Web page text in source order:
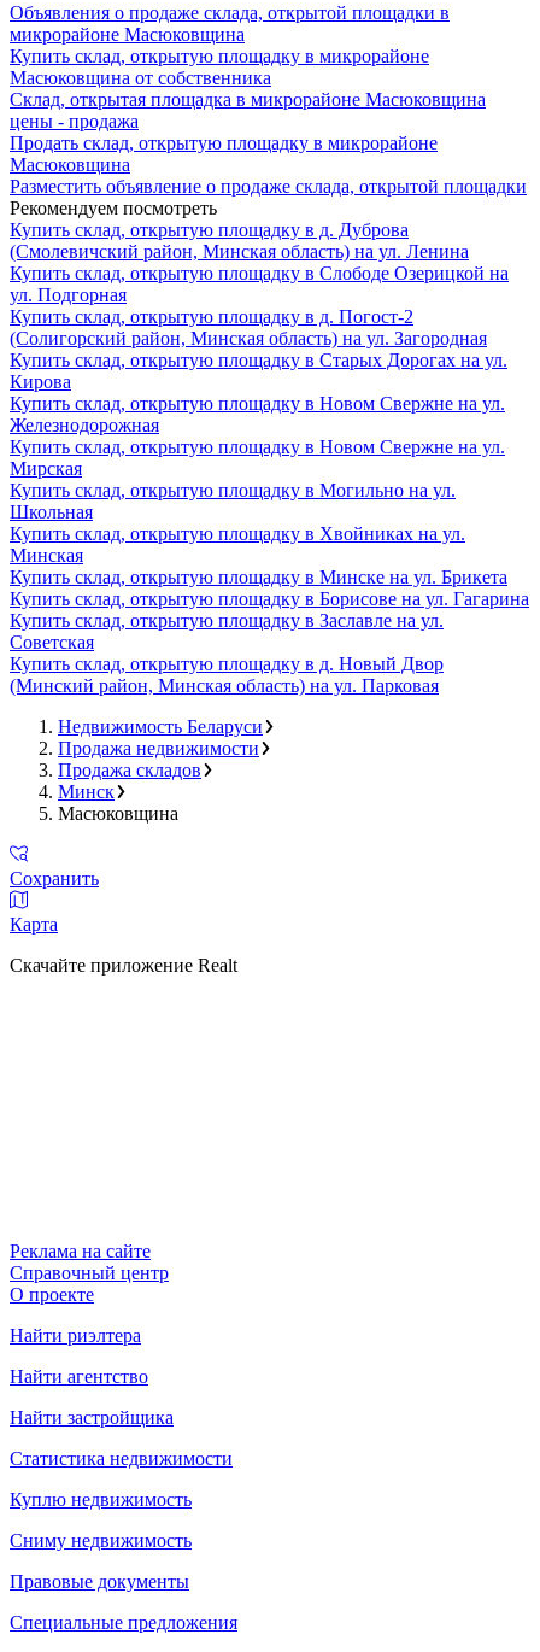
Объявления о продаже склада, открытой площадки в
микрорайоне Масюковщина
Купить склад, открытую площадку в микрорайоне
Масюковщина от собственника
Склад, открытая площадка в микрорайоне Масюковщина
цены - продажа
Продать склад, открытую площадку в микрорайоне
Масюковщина
Разместить объявление о продаже склада, открытой площадки
Рекомендуем посмотреть
Купить склад, открытую площадку в д. Дуброва
(Смолевичский район, Минская область) на ул. Ленина
Купить склад, открытую площадку в Слободе Озерицкой на
ул. Подгорная
Купить склад, открытую площадку в д. Погост-2
(Солигорский район, Минская область) на ул. Загородная
Купить склад, открытую площадку в Старых Дорогах на ул.
Кирова
Купить склад, открытую площадку в Новом Свержне на ул.
Железнодорожная
Купить склад, открытую площадку в Новом Свержне на ул.
Мирская
Купить склад, открытую площадку в Могильно на ул.
Школьная
Купить склад, открытую площадку в Хвойниках на ул.
Минская
Купить склад, открытую площадку в Минске на ул. Брикета
Купить склад, открытую площадку в Борисове на ул. Гагарина
Купить склад, открытую площадку в Заславле на ул.
Советская
Купить склад, открытую площадку в д. Новый Двор
(Минский район, Минская область) на ул. Парковая
Недвижимость Беларуси
Продажа недвижимости
Продажа складов
Минск
Масюковщина
Сохранить
Карта
Скачайте приложение Realt
Реклама на сайте
Справочный центр
О проекте
Найти риэлтера
Найти агентство
Найти застройщика
Статистика недвижимости
Куплю недвижимость
Сниму недвижимость
Правовые документы
Специальные предложения